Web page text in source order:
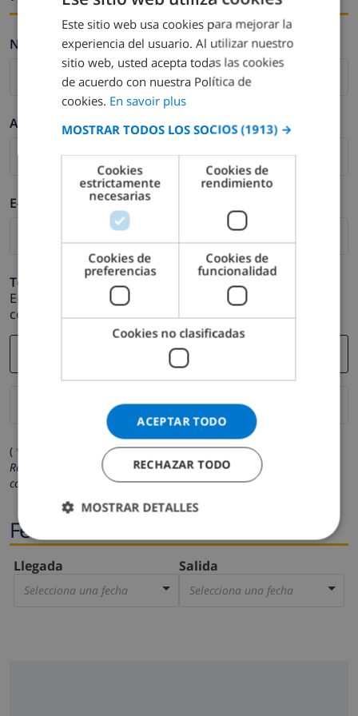
Nombre *
Apellidos *
E-mail *
Teléfono *
En caso de que su dirección de e-mail no funcione
correctamente.
( * Los campos marcados con un asterisco son obligatorios )
Respetamos su privacidad. Sus datos personales no serán
compartidos con ninguna otra persona o empresa.
Fechas
Llegada
Selecciona una fecha
Salida
Selecciona una fecha
FRENCH
DUTCH
FRENCH
GERMAN
CATALAN
ITALIAN
DANISH
Este sitio web usa cookies para mejorar la
experiencia del usuario. Al utilizar nuestro
sitio web, usted acepta todas las cookies
de acuerdo con nuestra Política de
cookies. En savoir plus
MOSTRAR TODOS LOS SOCIOS (1913) →
Cookies
estrictamente
necesarias
Cookies de
rendimiento
Cookies de
preferencias
Cookies de
funcionalidad
Cookies no clasificadas
ACEPTAR TODO
RECHAZAR TODO
MOSTRAR DETALLES